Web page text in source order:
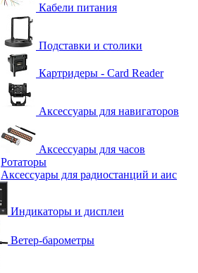
Кабели питания
Подставки и столики
Картридеры - Card Reader
Аксессуары для навигаторов
Аксессуары для часов
Ротаторы
Аксессуары для радиостанций и аис
Индикаторы и дисплеи
Ветер-барометры